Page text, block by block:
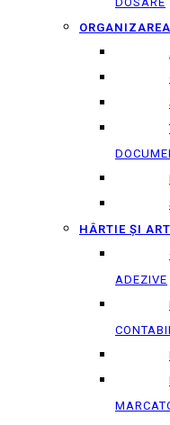
HÂRTIE ȘI
ADEZIVE